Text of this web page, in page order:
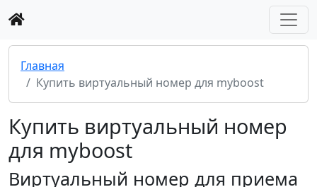
Главная
Купить виртуальный номер для myboost
Купить виртуальный номер
для myboost
Виртуальный номер для приема